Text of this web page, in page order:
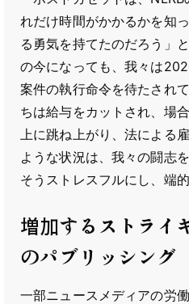
れだけ時間がかかるかを知
る勇気を持てたのだろう」
の今になっても、我々は
案件の執行命令を待たされ
ちは給与をカットされ、場
上に跳ね上がり、法による
ような状況は、我々の闘志
そうストレスフルにし、端
増加するストライ
のパブリッシング
一部ニュースメディアの労